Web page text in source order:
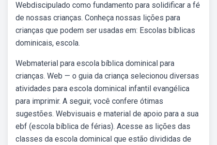
Webdiscipulado como fundamento para solidificar a fé
de nossas crianças. Conheça nossas lições para
crianças que podem ser usadas em: Escolas bíblicas
dominicais, escola.
Webmaterial para escola bíblica dominical para
crianças. Web — o guia da criança selecionou diversas
atividades para escola dominical infantil evangélica
para imprimir. A seguir, você confere ótimas
sugestões. Webvisuais e material de apoio para a sua
ebf (escola bíblica de férias). Acesse as lições das
classes da escola dominical que estão divididas de